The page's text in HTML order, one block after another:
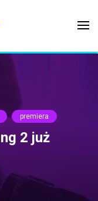
premiera
2 już